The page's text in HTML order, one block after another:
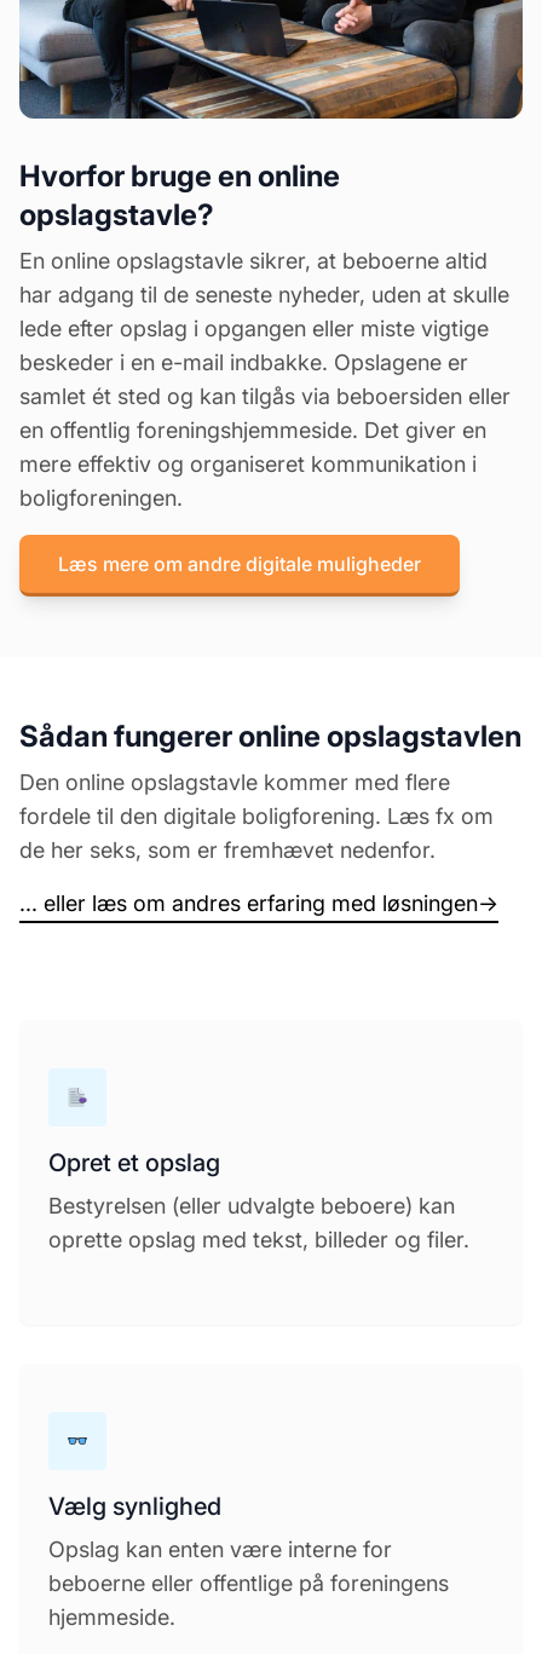
Hvorfor bruge en online
opslagstavle?
En online opslagstavle sikrer, at beboerne altid
har adgang til de seneste nyheder, uden at skulle
lede efter opslag i opgangen eller miste vigtige
beskeder i en e-mail indbakke. Opslagene er
samlet ét sted og kan tilgås via beboersiden eller
en offentlig foreningshjemmeside. Det giver en
mere effektiv og organiseret kommunikation i
boligforeningen.
Læs mere om andre digitale muligheder
Sådan fungerer online opslagstavlen
Den online opslagstavle kommer med flere
fordele til den digitale boligforening. Læs fx om
de her seks, som er fremhævet nedenfor.
... eller læs om andres erfaring med løsningen→
Opret et opslag
Bestyrelsen (eller udvalgte beboere) kan
oprette opslag med tekst, billeder og filer.
Vælg synlighed
Opslag kan enten være interne for
beboerne eller offentlige på foreningens
hjemmeside.